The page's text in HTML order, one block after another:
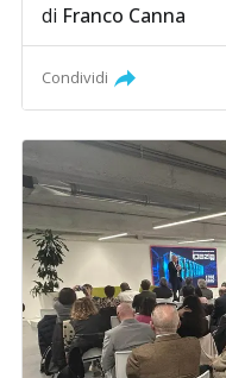
di Franco Canna
Condividi